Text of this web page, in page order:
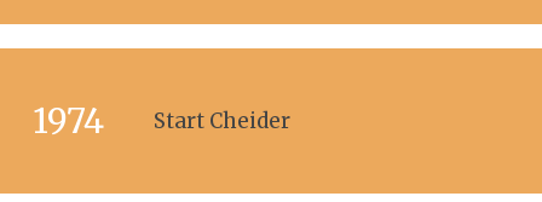
1974 Start Cheider